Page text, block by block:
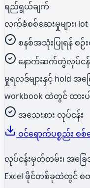
ရည်ရွယ်ချက်
လက်ခံစစ်ဆေးမှုများ၊
စနစ်အသုံးပြုရန် စဉ်းစ
နောက်ဆက်တွဲလုပ်ငန်း
မှုရလဒ်များနှင့် hold အ
workbook ထဲတွင် ထားပ
အသေးစား လုပ်ငန်း
ဝင်ရောက်ပစ္စည်း စ
လုပ်ငန်းမှတ်တမ်း၊ အခြ
Excel ဖိုင်တစ်ခုထဲတွင် စ